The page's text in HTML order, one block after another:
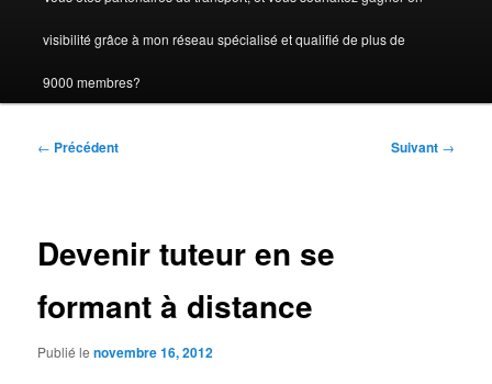
visibilité grâce à mon réseau spécialisé et qualifié de plus de
9000 membres?
Navigation
← Précédent Suivant →
Devenir tuteur en se
formant à distance
Publié lenovembre 16, 2012